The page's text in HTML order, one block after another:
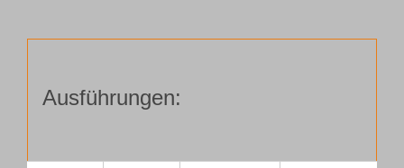
Ausführungen: